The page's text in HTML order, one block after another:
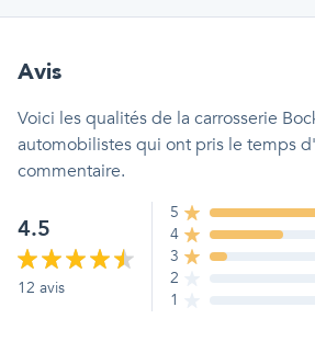
Avis
Voici les qualitésde la carrosserie
automobilistes qui ont pris le temps
commentaire.
4.5
12 avis
5
4
3
2
1